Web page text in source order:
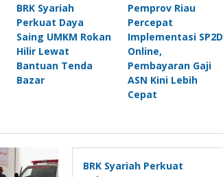
BRK Syariah
Perkuat Daya
Saing UMKM Rokan
Hilir Lewat
Bantuan Tenda
Bazar
Pemprov Riau
Percepat
Implementasi SP2D
Online,
Pembayaran Gaji
ASN Kini Lebih
Cepat
BRK Syariah Perkuat